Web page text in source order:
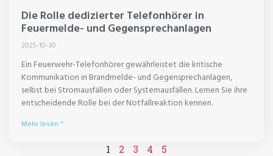
Die Rolle dedizierter Telefonhörer in
Feuermelde- und Gegensprechanlagen
2025-10-30
Ein Feuerwehr-Telefonhörer gewährleistet die kritische
Kommunikation in Brandmelde- und Gegensprechanlagen,
selbst bei Stromausfällen oder Systemausfällen. Lernen Sie ihre
entscheidende Rolle bei der Notfallreaktion kennen.
Mehr lesen "
1 2 3 4 5